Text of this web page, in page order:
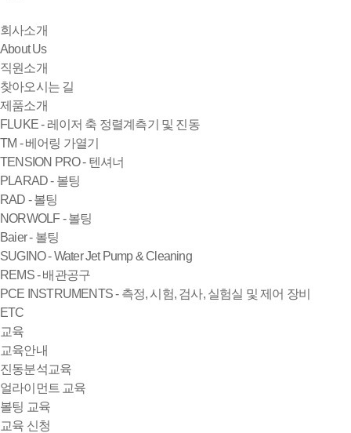
회사소개
About Us
직원소개
찾아오시는 길
제품소개
FLUKE - 레이저 축 정렬계측기 및 진동
TM - 베어링 가열기
TENSION PRO - 텐셔너
PLARAD - 볼팅
RAD - 볼팅
NORWOLF - 볼팅
Baier - 볼팅
SUGINO - Water Jet Pump & Cleaning
REMS - 배관공구
PCE INSTRUMENTS - 측정, 시험, 검사, 실험실 및 제어 장비
ETC
교육
교육안내
진동분석교육
얼라이먼트 교육
볼팅 교육
교육 신청